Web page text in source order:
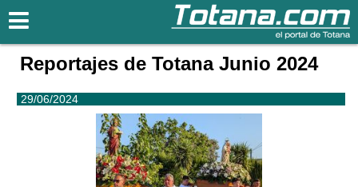
Reportajes de Totana Junio 2024
29/06/2024